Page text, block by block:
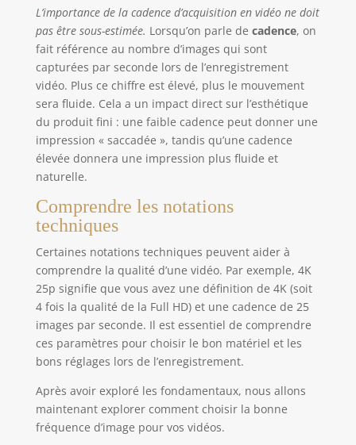
L’importance de la cadence d’acquisition en vidéo ne doit
pas être sous-estimée. Lorsqu’on parle de cadence, on
fait référence au nombre d’images qui sont
capturées par seconde lors de l’enregistrement
vidéo. Plus ce chiffre est élevé, plus le mouvement
sera fluide. Cela a un impact direct sur l’esthétique
du produit fini : une faible cadence peut donner une
impression « saccadée », tandis qu’une cadence
élevée donnera une impression plus fluide et
naturelle.
Comprendre les notations
techniques
Certaines notations techniques peuvent aider à
comprendre la qualité d’une vidéo. Par exemple, 4K
25p signifie que vous avez une définition de 4K (soit
4 fois la qualité de la Full HD) et une cadence de 25
images par seconde. Il est essentiel de comprendre
ces paramètres pour choisir le bon matériel et les
bons réglages lors de l’enregistrement.
Après avoir exploré les fondamentaux, nous allons
maintenant explorer comment choisir la bonne
fréquence d’image pour vos vidéos.